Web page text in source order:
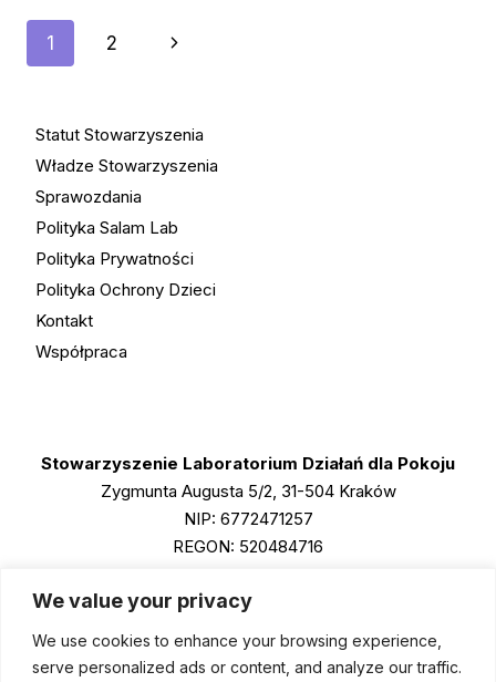
We value your privacy
We use cookies to enhance your browsing experience,
serve personalized ads or content, and analyze our traffic.
Nawigacja
1 2
Następna
Statut Stowarzyszenia
Władze Stowarzyszenia
Sprawozdania
Polityka Salam Lab
Polityka Prywatności
Polityka Ochrony Dzieci
Kontakt
Współpraca
Stowarzyszenie Laboratorium Działań dla Pokoju
Zygmunta Augusta 5/2, 31-504 Kraków
NIP: 6772471257
REGON: 520484716
Instagram